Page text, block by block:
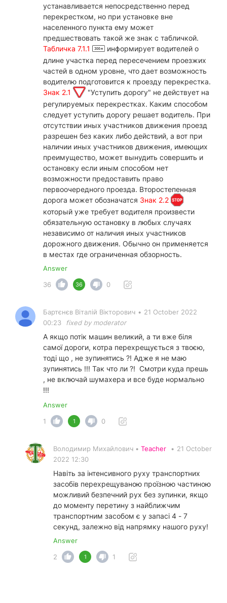
устанавливается непосредственно перед
перекрестком, но при установке вне
населенного пункта ему может
предшествовать такой же знак с табличкой.
Табличка 7.1.1
информирует водителей о
длине участка перед пересечением проезжих
частей в одном уровне, что дает возможность
водителю подготовится к проезду перекрестка.
Знак 2.1
"Уступить дорогу" не действует на
регулируемых перекрестках. Каким способом
следует уступить дорогу решает водитель. При
отсутствии иных участников движения проезд
разрешен без каких либо действий, а вот при
наличии иных участников движения, имеющих
преимущество, может вынудить совершить и
остановку если иным способом нет
возможности предоставить право
первоочередного проезда. Второстепенная
дорога может обозначатся Знак 2.2
который уже требует водителя произвести
обязательную остановку в любых случаях
независимо от наличия иных участников
дорожного движения. Обычно он применяется
в местах где ограниченная обзорность.
Answer
36
36 0
Бартєнєв Віталій Вікторович • 21 October 2022
00:23
fixed by moderator
А якщо потік машин великий, а ти вже біля
самої дороги, котра перехрещується з твоєю,
тоді що , не зупинятись ?! Адже я не маю
зупинятись !!! Так что ли ?! Смотри куда прешь
, не включай шумахера и все буде нормально
!!!
Answer
1
1 0
Володимир Михайлович • Teacher • 21 October
2022 12:30
Навіть за інтенсивного руху транспортних
засобів перехрещуваною проїзною частиною
можливий безпечний рух без зупинки, якщо
до моменту перетину з найближчим
транспортним засобом є у запасі 4 - 7
секунд, залежно від напрямку нашого руху!
Answer
2
1 1